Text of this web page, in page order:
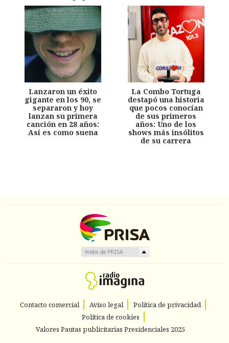
Lanzaron un éxito
gigante en los 90, se
separaron y hoy
lanzan su primera
canción en 28 años:
Así es como suena
La Combo Tortuga
destapó una historia
que pocos conocían
de sus primeros
años: Uno de los
shows más insólitos
de su carrera
Contacto comercial Aviso legal
Política de privacidad
Política de cookies
Valores Pautas publicitarias Presidenciales 2025